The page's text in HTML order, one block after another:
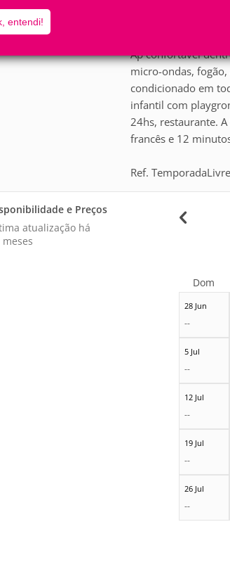
entendi!
Ap confortável
micro-ondas,
condicionado em
infantil com
24hs, restaurante.
francês e 12
Ref.
e Preços
atualização há
meses
28 Jun
--
5 Jul
--
12 Jul
--
19 Jul
--
26 Jul
--
Dom